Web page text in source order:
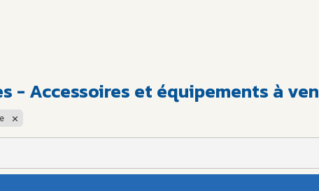
- Accessoires et équipements à